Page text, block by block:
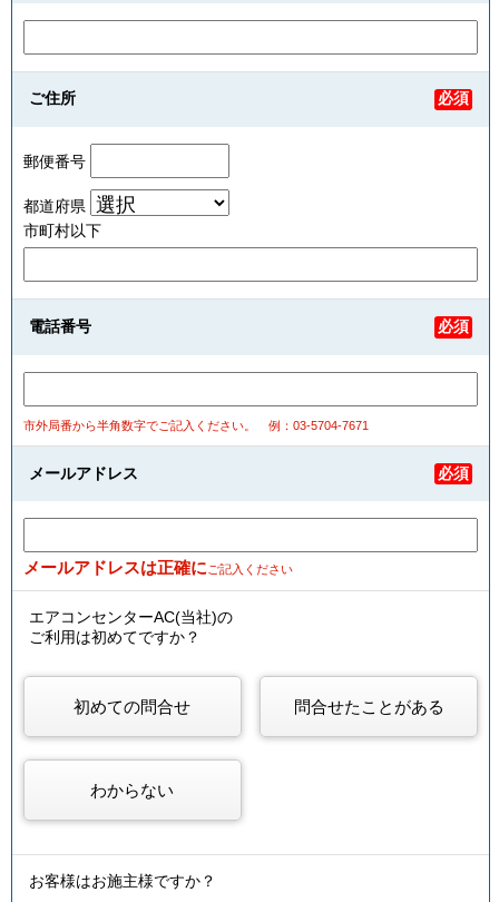
ご住所 必須
郵便番号
都道府県
市町村以下
電話番号 必須
市外局番から半角数字でご記入ください。 例：03-5704-7671
メールアドレス 必須
メールアドレスは正確にご記入ください
エアコンセンターAC(当社)の
ご利用は初めてですか？
初めての問合せ 問合せたことがある
わからない
お客様はお施主様ですか？